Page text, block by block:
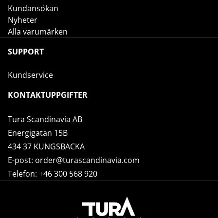
Kundansökan
Nyheter
Alla varumärken
SUPPORT
Kundservice
KONTAKTUPPGIFTER
Tura Scandinavia AB
Energigatan 15B
434 37 KUNGSBACKA
E-post: order@turascandinavia.com
Telefon: +46 300 568 920